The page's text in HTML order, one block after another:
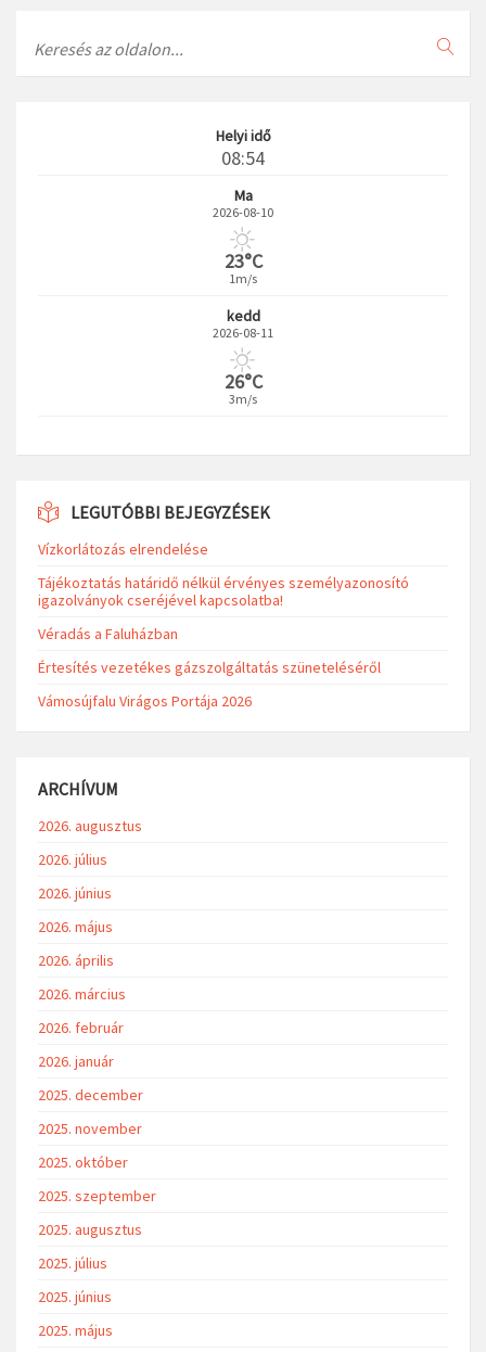
Helyi idő
08:54
Ma
2026-08-10
23°C
1m/s
kedd
2026-08-11
26°C
3m/s
LEGUTÓBBI BEJEGYZÉSEK
Vízkorlátozás elrendelése
Tájékoztatás határidő nélkül érvényes személyazonosító
igazolványok cseréjével kapcsolatba!
Véradás a Faluházban
Értesítés vezetékes gázszolgáltatás szüneteléséről
Vámosújfalu Virágos Portája 2026
ARCHÍVUM
2026. augusztus
2026. július
2026. június
2026. május
2026. április
2026. március
2026. február
2026. január
2025. december
2025. november
2025. október
2025. szeptember
2025. augusztus
2025. július
2025. június
2025. május